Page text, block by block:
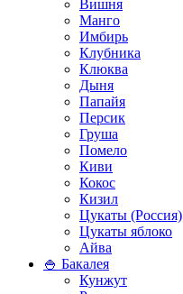
Вишня
Манго
Имбирь
Клубника
Клюква
Дыня
Папайя
Персик
Груша
Помело
Киви
Кокос
Кизил
Цукаты (Россия)
Цукаты яблоко
Айва
🍚 Бакалея
Кунжут